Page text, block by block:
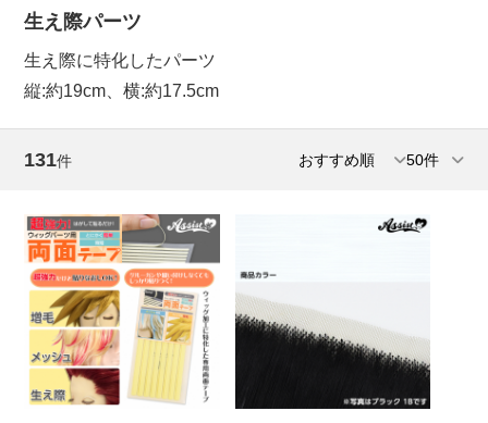
生え際パーツ
生え際に特化したパーツ
縦:約19cm、横:約17.5cm
131件